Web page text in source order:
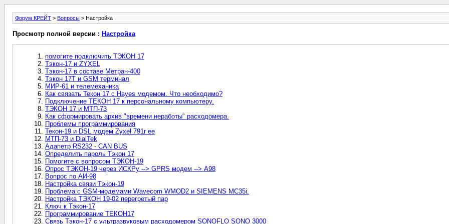
Форум КРЕЙТ > Вопросы > Настройка
Просмотр полной версии : Настройка
помогите подключить ТЭКОН 17
Тэкон-17 и ZYXEL
Тэкон-17 в составе Метран-400
Тэкон 17Т и GSM терминал
МИР-61 и телемеханика
Как связать Текон 17 с Hayes модемом. Что необходимо?
Подключение ТЕКОН 17 к персональному компьютеру.
ТЭКОН 17 и МТП-73
Как сформировать архив "времени неработы" расходомера.
Проблемы программирования
Текон-19 и DSL модем Zyxel 791r ee
МТП-73 и DialTek
Адапетр RS232 - CAN BUS
Определить пароль Тэкон 17
Помогите с вопросом ТЭКОН-19
Опрос ТЭКОН-19 через ИСКРу --> GPRS модем --> A98
Вопрос по АИ-98
Настройка связи Тэкон-19
Проблема с GSM-модемами Wavecom WMOD2 и SIEMENS MC35i.
Настройка ТЭКОН 19-02 перегретый пар
Ключ к Тэкон-17
Программирование ТЕКОН17
Связь Тэкон-17 с ультразвуковым расходомером SONOFLO SONO 3000